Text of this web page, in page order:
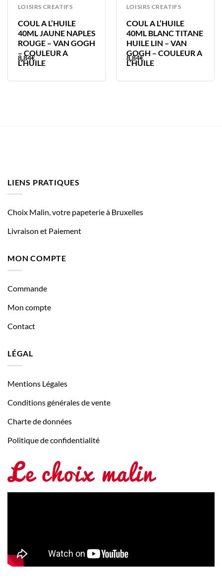
LOISIRS CREATIFS
COUL A L’HUILE
40ML JAUNE NAPLES
ROUGE – VAN GOGH
– COULEUR A
L’HUILE
8,84€
LOISIRS CREATIFS
COUL A L’HUILE
40ML BLANC TITANE
HUILE LIN – VAN
GOGH – COULEUR A
L’HUILE
8,84€
LIENS PRATIQUES
Choix Malin, votre papeterie à Bruxelles
Livraison et Paiement
MON COMPTE
Commande
Mon compte
Contact
LÉGAL
Mentions Légales
Conditions générales de vente
Charte de données
Politique de confidentialité